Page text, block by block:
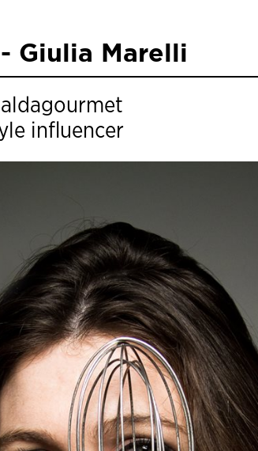
Giulia Marelli
influencer